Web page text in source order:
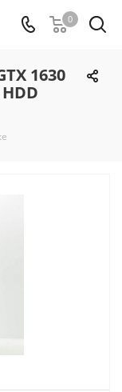
0
1630